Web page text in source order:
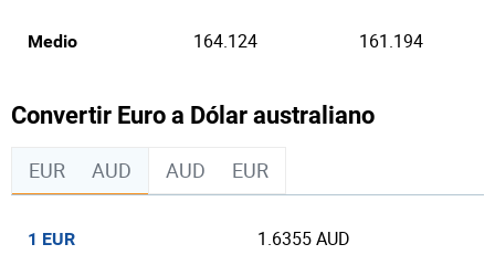
Medio 164.124 161.194
Convertir Euro a Dólar australiano
EUR AUD AUD EUR
1 EUR 1.6355 AUD